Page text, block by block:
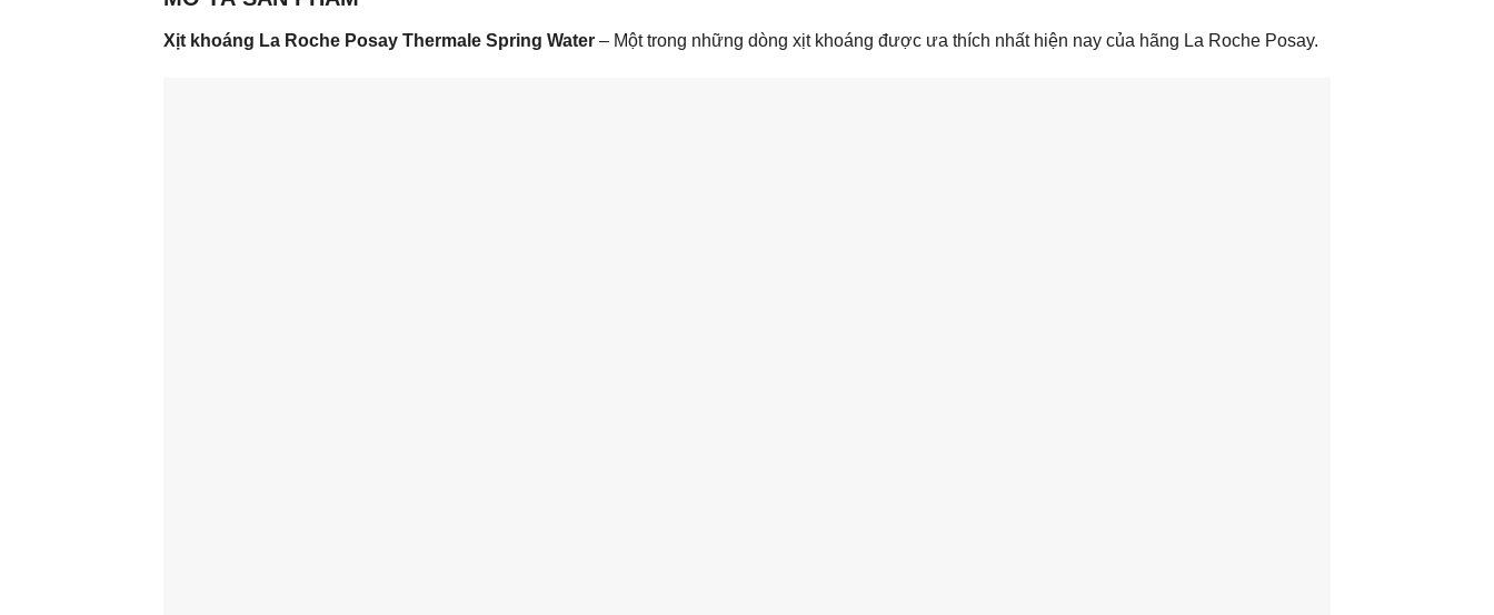
Xịt khoáng La Roche Posay Thermale Spring Water – Một trong những dòng xịt khoáng được ưa thích nhất hiện nay của hãng La Roche Posay.